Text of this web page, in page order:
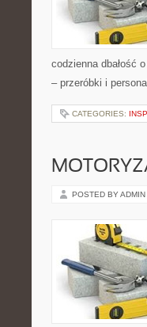
codzienna dbałość
– przeróbki i
CATEGORIES:
POSTED BY ADMIN